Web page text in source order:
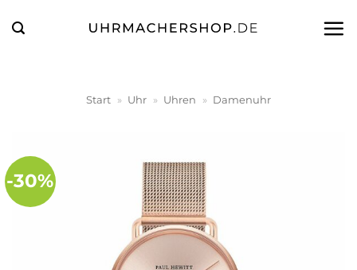
Inhalt
Start » Uhr » Uhren » Damenuhr
-30%